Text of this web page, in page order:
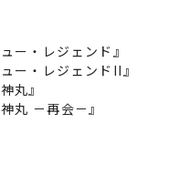
ー・レジェンド』
ー・レジェンドII』
丸』
丸 －再会－』